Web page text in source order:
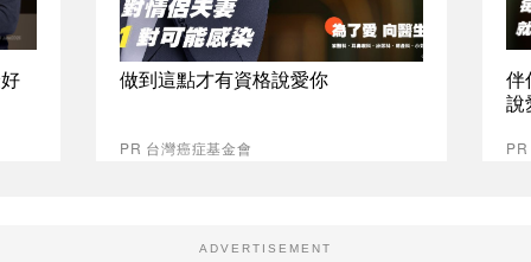
做到這點才有資格說愛你
PR 台灣癌症基金會
伴
說
ADVERTISEMENT